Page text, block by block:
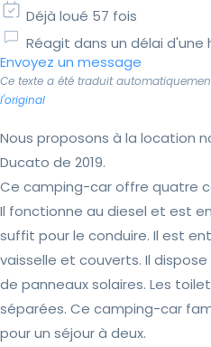
Déjà loué 57 fois
Réagit dans un délai d'une
Envoyez un message
Ce texte a été traduit
l'original
Nous proposons à la location
Ducato de 2019.
Ce camping-car offre quatre
Il fonctionne au diesel et est
suffit pour le conduire. Il est
vaisselle et couverts. Il
de panneaux solaires. Les
séparées. Ce camping-car
pour un séjour à deux.